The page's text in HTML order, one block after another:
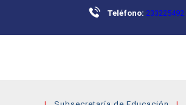
Teléfono: 233225492